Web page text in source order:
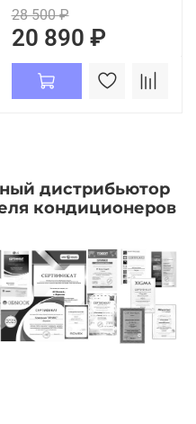
28 500 ₽
20 890 ₽
дистрибьютор
кондиционеров